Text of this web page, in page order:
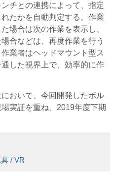
チとの連携によって、指定
たかを自動判定する。作業
場合は次の作業を表示し、
合などは、再度作業を行う
業者はヘッドマウント型ス
した視界上で、効率的に作
おいて、今回開発したボル
実証を重ね、2019年度下期
/ VR